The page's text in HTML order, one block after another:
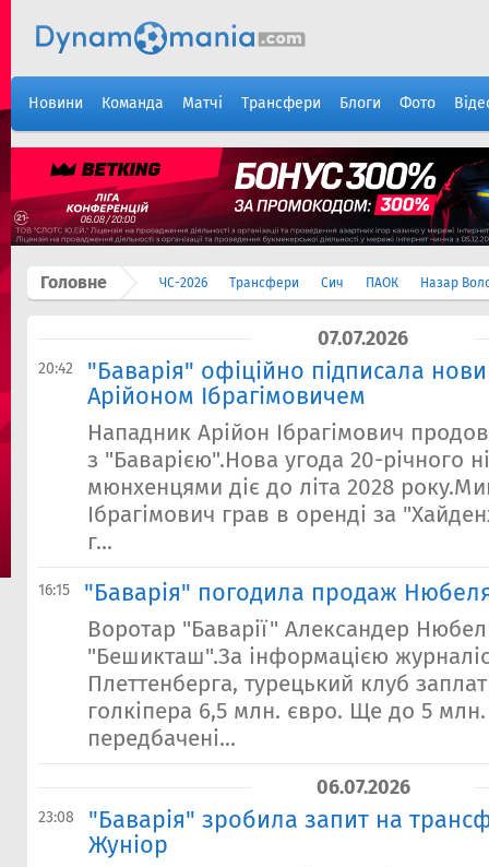
Новини Команда Матчі Трансфери Блоги Фото
Головне ЧС-2026 Трансфери Сич ПАОК Назар
07.07.2026
20:42
"Баварія" офіційно підписала
Арійоном Ібрагімовичем
Нападник Арійон Ібрагімович
з "Баварією".Нова угода 20-річного
мюнхенцями діє до літа 2028
Ібрагімович грав в оренді за
г...
16:15 "Баварія" погодила продаж
Воротар "Баварії" Александер
"Бешикташ".За інформацією
Плеттенберга, турецький клуб
голкіпера 6,5 млн. євро. Ще до 5
передбачені...
06.07.2026
23:08
"Баварія" зробила запит на
Жуніор